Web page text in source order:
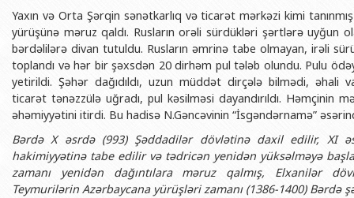
Yaxın və Orta Şərqin sənətkarlıq və ticarət mərkəzi kimi
yürüşünə məruz qaldı. Rusların orəli sürdükləri şərtlərə
bərdəlilərə divan tutuldu. Rusların əmrinə tabe olmayan, irəli
toplandı və hər bir şəxsdən 20 dirhəm pul tələb olundu. Pulu
yetirildi. Şəhər dağıdıldı, uzun müddət dirçələ bilmədi, əhali
ticarət tənəzzülə uğradı, pul kəsilməsi dayandırıldı. Həmçinin
əhəmiyyətini itirdi. Bu hadisə N.Gəncəvinin “İsgəndərnamə”
Bərdə X əsrdə (993) Şəddadilər dövlətinə daxil edilir, XI
hakimiyyətinə tabe edilir və tədricən yenidən yüksəlməyə
zamanı yenidən dağıntılara məruz qalmış, Elxanilər
Teymurilərin Azərbaycana yürüşləri zamanı (1386-1400) Bərdə